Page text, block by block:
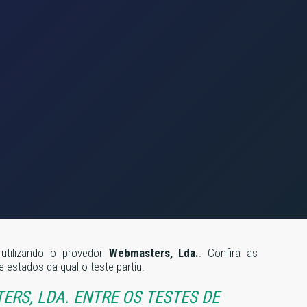
o provedor Webmasters, Lda.. Confira as
estados da qual o teste partiu.
LDA. ENTRE OS TESTES DE